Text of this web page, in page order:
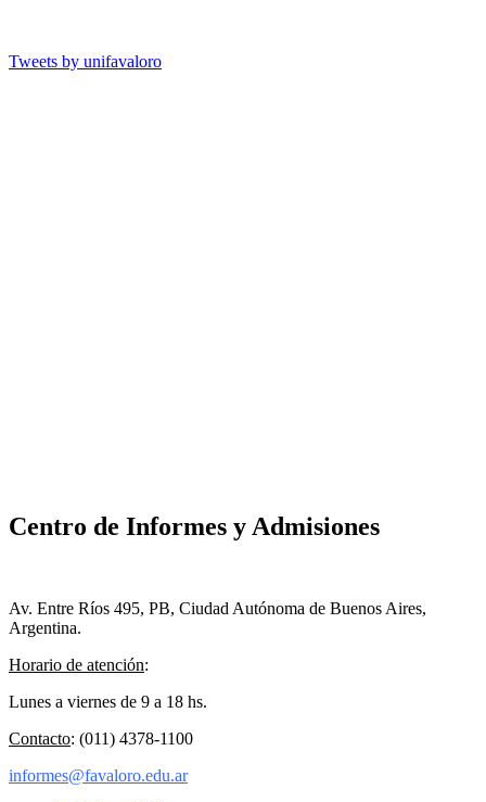
Centro de Informes y Admisiones
Av. Entre Ríos 495, PB, Ciudad Autónoma de Buenos Aires,
Argentina.
Horario de atención:
Lunes a viernes de 9 a 18 hs.
Contacto: (011) 4378-1100
informes@favaloro.edu.ar